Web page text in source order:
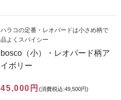
ハラコの定番・レオパードは小さめ柄で
品よくスパイシー
bosco（小）・レオパード柄ア
イボリー
45,000円 (消費税込:49,500円)